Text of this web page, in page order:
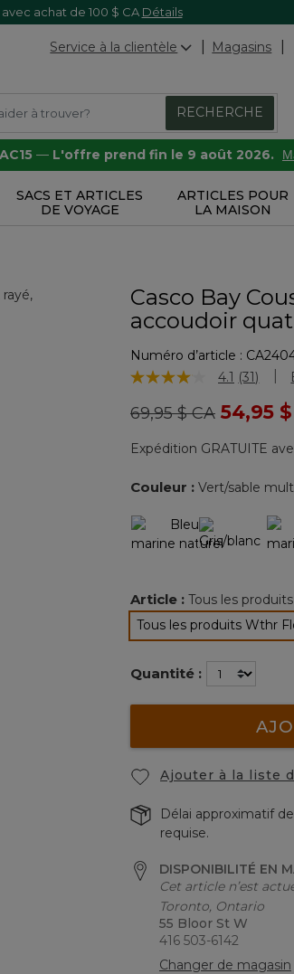
avec achat de 100 $ CA Détails
Service à la clientèle Magasins
RECHERCHE
— L'offre prend fin le 9 août 2026.
SACS ET ARTICLES
DE VOYAGE
ARTICLES POUR
LA MAISON
Casco Bay
accoudoir
Numéro d’article :
4,4 sur 5 Évaluation des
4.1 Lire
31
Lien
vers
même
(31)
Prix réduit de
69,95 $ CAà54,95
Expédition GRATUITE
Couleur : Vert/sable
Article : Tous les
Tous les produits Wthr
Quantité :
Ajouter à la liste
Délai approximatif
requise.
DISPONIBILITÉ EN
Cet article n’est
Toronto, Ontario
55 Bloor St W
416 503-6142
Changer de magasin